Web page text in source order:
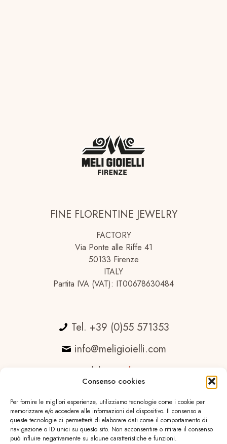
Consenso cookies
Per fornire le migliori esperienze, utilizziamo tecnologie come i cookie per
memorizzare e/o accedere alle informazioni del dispositivo. Il consenso a
queste tecnologie ci permetterà di elaborare dati come il comportamento di
navigazione o ID unici su questo sito. Non acconsentire o ritirare il consenso
può influire negativamente su alcune caratteristiche e funzioni.
FINE FLORENTINE JEWELRY
FACTORY
Via Ponte alle Riffe 41
50133 Firenze
ITALY
Partita IVA (VAT): IT00678630484
Tel. +39 (0)55 571353
info@meligioielli.com
web by essedicom